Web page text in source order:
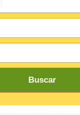
Buscar